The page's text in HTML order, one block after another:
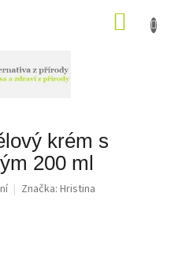
krém s
200 ml
Značka: Hristina